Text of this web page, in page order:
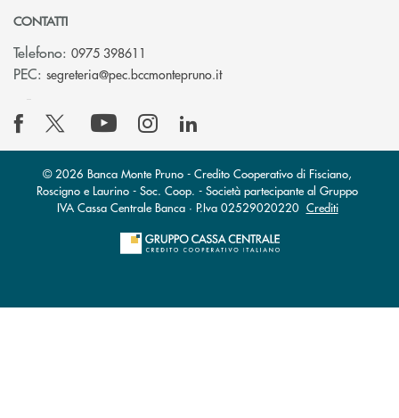
CONTATTI
Telefono: 0975 398611
PEC: segreteria@pec.bccmontepruno.it(si apre l’app di posta
© 2026 Banca Monte Pruno - Credito Cooperativo di Fisciano,
Roscigno e Laurino - Soc. Coop. - Società partecipante al Gruppo
IVA Cassa Centrale Banca · P.Iva 02529020220 Crediti